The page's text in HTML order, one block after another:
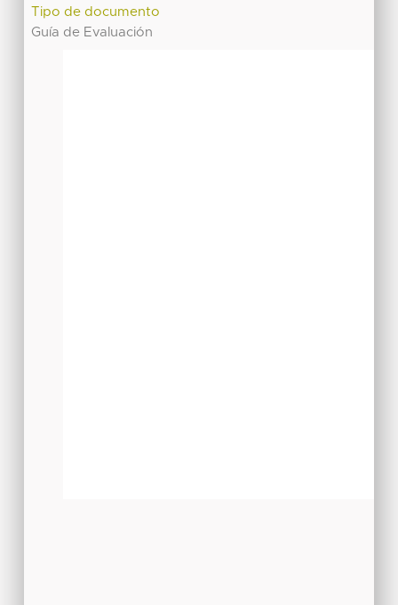
Tipo de documento
Guía de Evaluación